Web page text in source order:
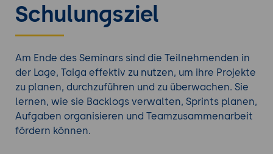
Schulungsziel
Am Ende des Seminars sind die Teilnehmenden in
der Lage, Taiga effektiv zu nutzen, um ihre Projekte
zu planen, durchzuführen und zu überwachen. Sie
lernen, wie sie Backlogs verwalten, Sprints planen,
Aufgaben organisieren und Teamzusammenarbeit
fördern können.